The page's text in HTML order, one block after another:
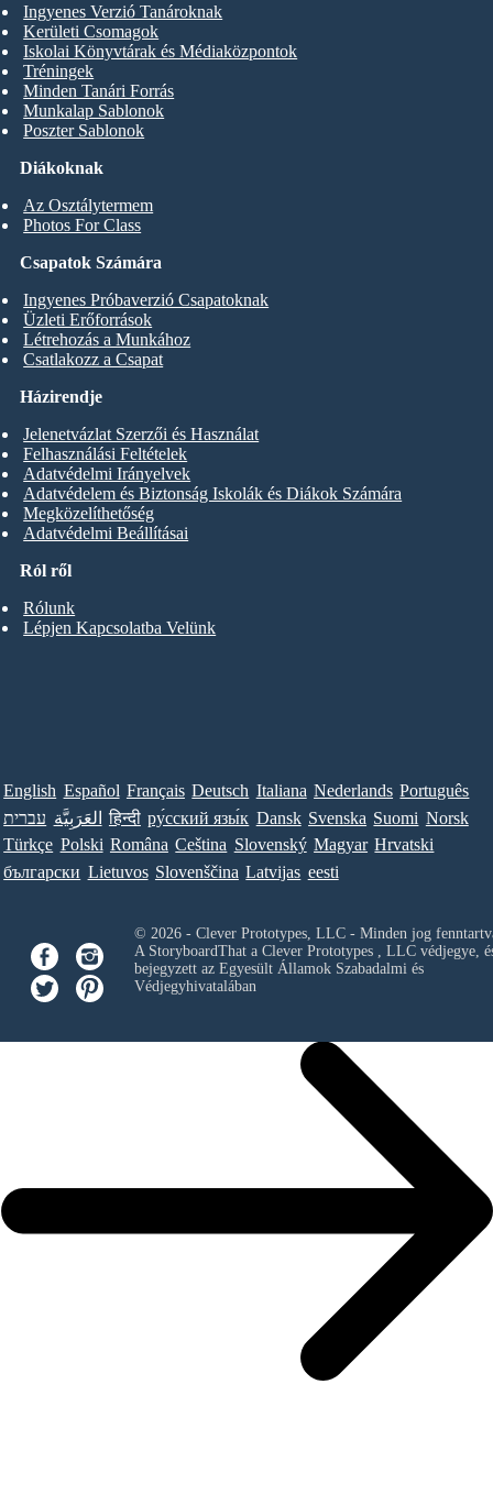
Diákoknak
Az Osztálytermem
Photos For Class
Ingyenes Verzió Tanároknak
Kerületi Csomagok
Iskolai Könyvtárak és Médiaközpontok
Tréningek
Minden Tanári Forrás
Munkalap Sablonok
Poszter Sablonok
Csapatok Számára
Ingyenes Próbaverzió Csapatoknak
Üzleti Erőforrások
Létrehozás a Munkához
Csatlakozz a Csapat
Ról ről
Rólunk
Lépjen Kapcsolatba Velünk
Házirendje
Jelenetvázlat Szerzői és Használat
Felhasználási Feltételek
Adatvédelmi Irányelvek
Adatvédelem és Biztonság Iskolák és Diákok Számára
Megközelíthetőség
Adatvédelmi Beállításai
English Español Français Deutsch Italiana Nederlands Português
עברית العَرَبِيَّة हिन्दी ру́сский язы́к Dansk Svenska Suomi Norsk
Türkçe Polski Româna Ceština Slovenský Magyar Hrvatski
български Lietuvos Slovenščina Latvijas eesti
© 2026 - Clever Prototypes, LLC - Minden jog
A StoryboardThat a Clever Prototypes , LLCvédjegye,
bejegyzett az Egyesült Államok Szabadalmi és
Védjegyhivatalában